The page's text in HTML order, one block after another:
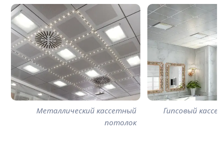
Металлический кассетный
потолок
Гипсовый